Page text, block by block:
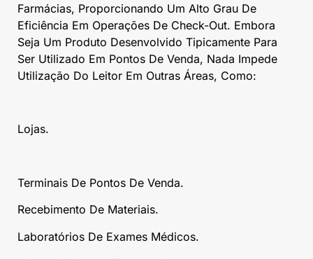
Farmácias, Proporcionando Um Alto Grau De
Eficiência Em Operações De Check-Out. Embora
Seja Um Produto Desenvolvido Tipicamente Para
Ser Utilizado Em Pontos De Venda, Nada Impede
Utilização Do Leitor Em Outras Áreas, Como:
Lojas.
Terminais De Pontos De Venda.
Recebimento De Materiais.
Laboratórios De Exames Médicos.